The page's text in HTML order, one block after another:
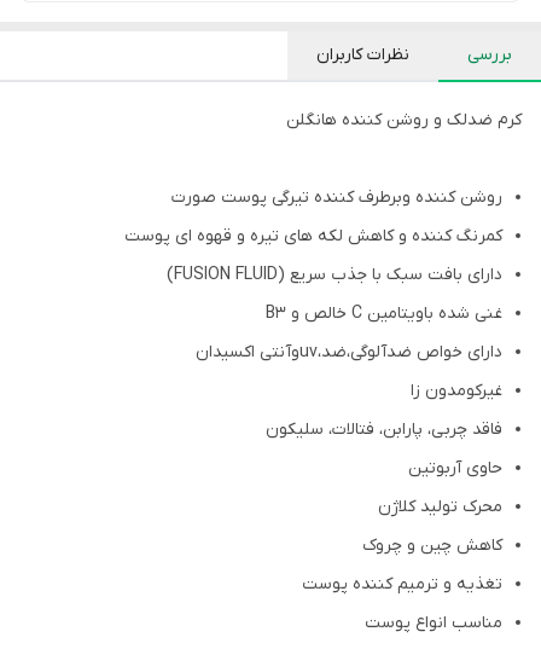
بررسی نظرات کاربران
کرم ضدلک و روشن کننده هانگلن
روشن کننده وبرطرف کننده تیرگی پوست صورت
کمرنگ کننده و کاهش لکه های تیره و قهوه ای پوست
دارای بافت سبک با جذب سریع (FUSION FLUID)
غنی شده باویتامین C خالص و B3
دارای خواص ضدآلوگی،ضد،uvوآنتی اکسیدان
غیرکومدون زا
فاقد چربی، پارابن، فتالات، سلیکون
حاوی آربوتین
محرک تولید کلاژن
کاهش چین و چروک
تغذیه و ترمیم کننده پوست
مناسب انواع پوست